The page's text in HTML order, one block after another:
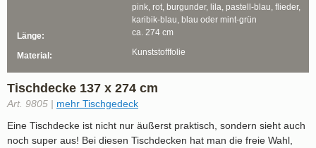
Tischdecke 137 x 274 cm
Art. 9805 | mehr Tischgedeck
Eine Tischdecke ist nicht nur äußerst praktisch, sondern sieht auch
noch super aus! Bei diesen Tischdecken hat man die freie Wahl,
pink, rot, burgunder, lila, pastell-blau, flieder,
karibik-blau, blau oder mint-grün
Länge:
ca. 274 cm
Material: Kunststofffolie